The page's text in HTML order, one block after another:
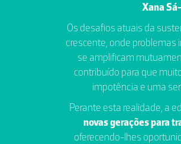
Xana
Os desafios atuais da
crescente, onde
se amplificam
contribuído para que
impotência e uma
Perante esta realidade, a
novas gerações para
oferecendo-lhes